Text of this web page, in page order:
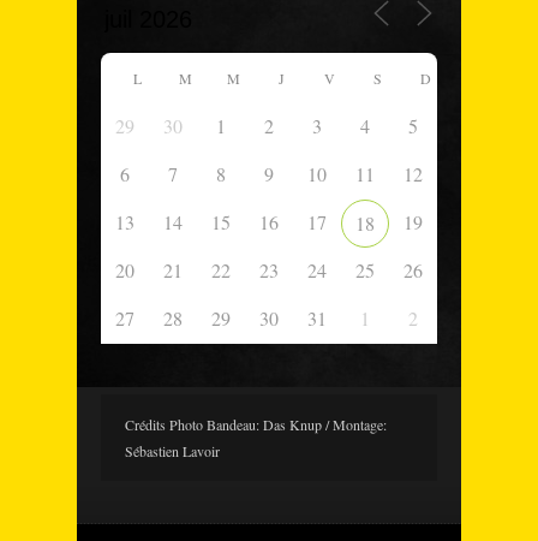
L M M J V S D
29 30 1 2 3 4
5
6
7 8 9 10 11
12
13
14 15 16 17 18
19
20
21 22 23 24 25
26
27
28 29 30 31 1 2
Crédits Photo Bandeau: Das Knup / Montage:
Sébastien Lavoir